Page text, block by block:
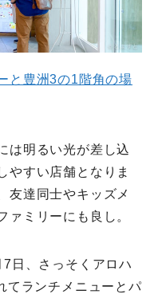
と豊洲3の1階角の場
は明るい光が差し込
やすい店舗となりま
友達同士やキッズメ
ァミリーにも良し。
日、さっそくアロハ
てランチメニューとパ